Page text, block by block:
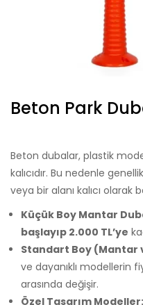
Beton Park
Beton dubalar, plastik
kalıcıdır. Bu nedenle
veya bir alanı kalıcı olarak
Küçük Boy Mantar
başlayıp 2.000 TL’ye
Standart Boy (Mantar
ve dayanıklı modellerin
arasında değişir.
Özel Tasarım Modeller: